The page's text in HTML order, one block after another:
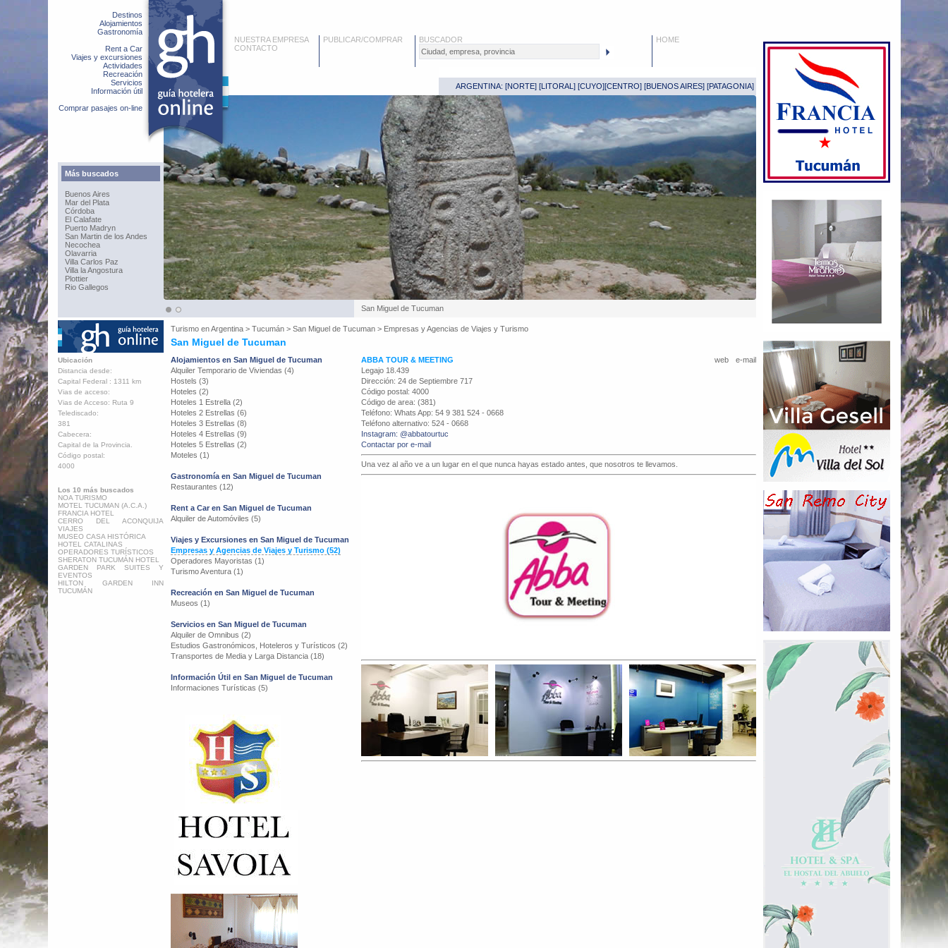
Destinos
Alojamientos
Gastronomía
Rent a Car
Viajes y excursiones
Actividades
Recreación
Servicios
Información útil
Comprar pasajes on-line
Más buscados
Buenos Aires
Mar del Plata
Córdoba
El Calafate
Puerto Madryn
San Martin de los Andes
Necochea
Olavarria
Villa Carlos Paz
Villa la Angostura
Plottier
Rio Gallegos
NUESTRA EMPRESA
CONTACTO
PUBLICAR/COMPRAR BUSCADOR HOME
ARGENTINA: [NORTE] [LITORAL ] [CUYO][CENTRO] [BUENOS AIRES] [PATAGONIA]
San Miguel de Tucuman
Turismo enArgentina > Tucumán > San Miguel de Tucuman > Empresas y Agencias de Viajes y Turismo
San Miguel de Tucuman
Ubicación
Distancia desde:
Capital Federal : 1311 km
Vias de acceso:
Vias de Acceso: Ruta 9
Telediscado:
381
Cabecera:
Capital de la Provincia.
Código postal:
4000
Los 10 más buscados
NOA TURISMO
MOTEL TUCUMAN (A.C.A.)
FRANCIA HOTEL
CERRO DEL ACONQUIJA
VIAJES
MUSEO CASA HISTÓRICA
HOTEL CATALINAS
OPERADORES TURÍSTICOS
SHERATON TUCUMÁN HOTEL
GARDEN PARK SUITES Y
EVENTOS
HILTON GARDEN INN
TUCUMÁN
Alojamientos en San Miguel de Tucuman
Alquiler Temporario de Viviendas (4)
Hostels (3)
Hoteles (2)
Hoteles 1 Estrella (2)
Hoteles 2 Estrellas (6)
Hoteles 3 Estrellas (8)
Hoteles 4 Estrellas (9)
Hoteles 5 Estrellas (2)
Moteles (1)
Gastronomía en San Miguel de Tucuman
Restaurantes (12)
Rent a Car en San Miguel de Tucuman
Alquiler de Automóviles (5)
Viajes y Excursiones en San Miguel de Tucuman
Empresas y Agencias de Viajes y Turismo (52)
Operadores Mayoristas (1)
Turismo Aventura (1)
Recreación en San Miguel de Tucuman
Museos (1)
Servicios en San Miguel de Tucuman
Alquiler de Omnibus (2)
Estudios Gastronómicos, Hoteleros y Turísticos (2)
Transportes de Media y Larga Distancia (18)
Información Útil en San Miguel de Tucuman
Informaciones Turísticas (5)
e-mail
web
ABBA TOUR & MEETING
Legajo 18.439
Dirección: 24 de Septiembre 717
Código postal: 4000
Código de area: (381)
Teléfono: Whats App: 54 9 381 524 - 0668
Teléfono alternativo: 524 - 0668
Instagram: @abbatourtuc
Contactar por e-mail
Una vez al año ve a un lugar en el que nunca hayas estado antes, que nosotros te llevamos.